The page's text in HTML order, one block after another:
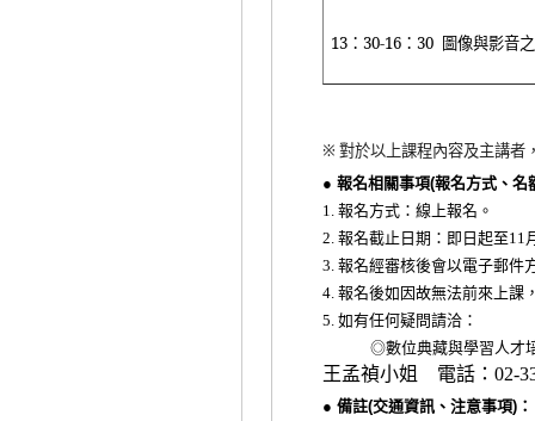
13 ： 30-16 ： 30 圖像與影音
※ 對於以上課程內容及主講者
● 報名相關事項(報名方式、名
1. 報名方式：線上報名。
2. 報名截止日期：即日起至11
3. 報名經審核後會以電子郵件
4. 報名後如因故無法前來上課
5. 如有任何疑問請洽：
◎數位典藏與學習人才
王孟禎小姐 電話： 02-
● 備註(交通資訊、注意事項)：